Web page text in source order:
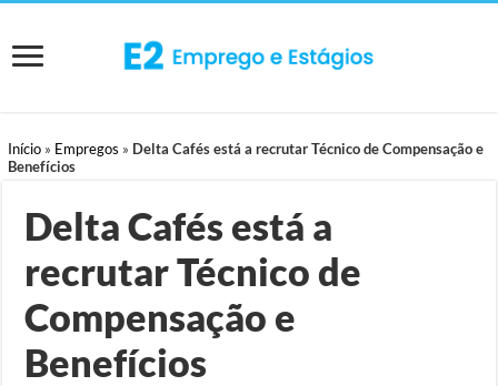
Início » Empregos » Delta Cafés está a recrutar Técnico de Compensação e
Benefícios
Delta Cafés está a
recrutar Técnico de
Compensação e
Benefícios